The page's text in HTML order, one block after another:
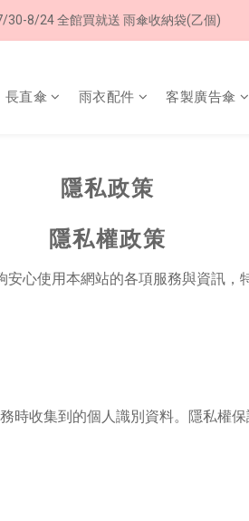
入LINE好友➤領購物金50元 (現領現用)
30-8/24 全館買就送 雨傘收納袋(乙個)
長直傘 雨衣配件 客製廣告傘
隱私政策
隱私權政策
安心使用本網站的各項服務與資訊
時收集到的個人識別資料。隱私權